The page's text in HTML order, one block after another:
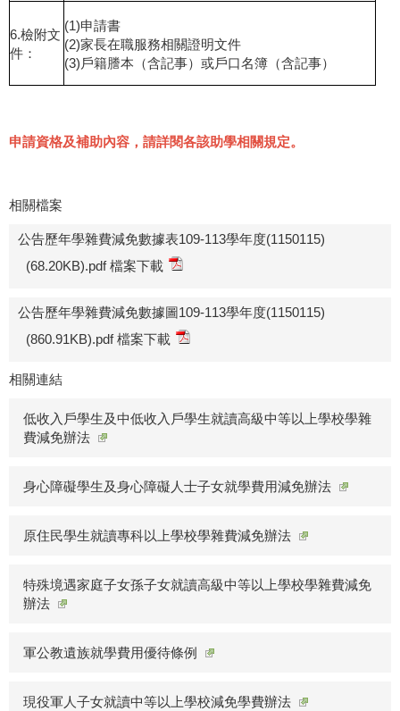
6.檢附文
件：
(1)申請書
(2)家長在職服務相關證明文件
(3)戶籍謄本（含記事）或戶口名簿（含記事）
申請資格及補助內容，請詳閱各該助學相關規定。
相關檔案
公告歷年學雜費減免數據表109-113學年度(1150115)
(68.20KB).pdf 檔案下載
公告歷年學雜費減免數據圖109-113學年度(1150115)
(860.91KB).pdf 檔案下載
相關連結
低收入戶學生及中低收入戶學生就讀高級中等以上學校學雜
費減免辦法
身心障礙學生及身心障礙人士子女就學費用減免辦法
原住民學生就讀專科以上學校學雜費減免辦法
特殊境遇家庭子女孫子女就讀高級中等以上學校學雜費減免
辦法
軍公教遺族就學費用優待條例
現役軍人子女就讀中等以上學校減免學費辦法